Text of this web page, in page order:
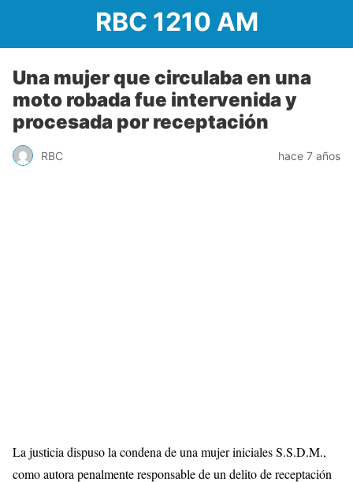
RBC 1210 AM
Una mujer que circulaba en una
moto robada fue intervenida y
procesada por receptación
RBC hace 7 años
La justicia dispuso la condena de una mujer iniciales S.S.D.M.,
como autora penalmente responsable de un delito de receptación